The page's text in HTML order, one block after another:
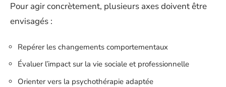
Pour agir concrètement, plusieurs axes doivent être
envisagés :
Repérer les changements comportementaux
Évaluer l’impact sur la vie sociale et professionnelle
Orienter vers la psychothérapie adaptée